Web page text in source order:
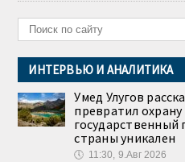
ИНТЕРВЬЮ И АНАЛИТИКА
Умед Улугов
превратил
страны уникален
🕔 11:30, 9.Авг 2026